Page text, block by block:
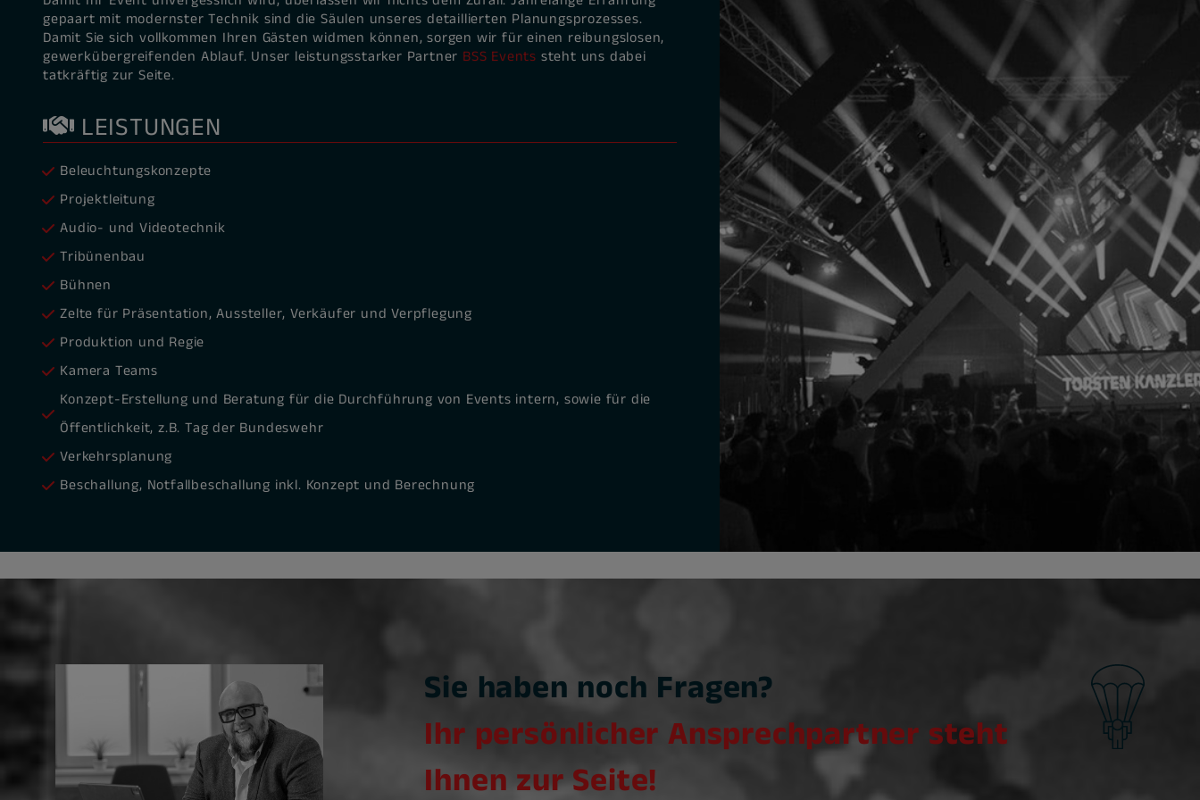
gepaart mit modernster Technik sind die Säulen unseres detaillierten Planungsprozesses.
Damit Sie sich vollkommen Ihren Gästen widmen können, sorgen wir für einen reibungslosen,
gewerkübergreifenden Ablauf. Unser leistungsstarker Partner BSS Events steht uns dabei
tatkräftig zur Seite.
LEISTUNGEN
Beleuchtungskonzepte
Projektleitung
Audio- und Videotechnik
Tribünenbau
Bühnen
Zelte für Präsentation, Aussteller, Verkäufer und Verpflegung
Produktion und Regie
Kamera Teams
Konzept-Erstellung und Beratung für die Durchführung von Events intern, sowie für die
Öffentlichkeit, z.B. Tag der Bundeswehr
Verkehrsplanung
Beschallung, Notfallbeschallung inkl. Konzept und Berechnung
Sie haben noch Fragen?
Ihr persönlicher Ansprechpartner steht
Ihnen zur Seite!